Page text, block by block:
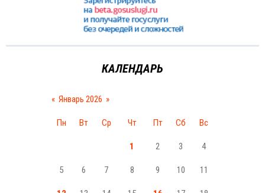
КАЛЕНДАРЬ
« Январь 2026 »
Пн Вт Ср Чт Пт Сб Вс
1 2 3 4
5 6 7 8 9 10 11